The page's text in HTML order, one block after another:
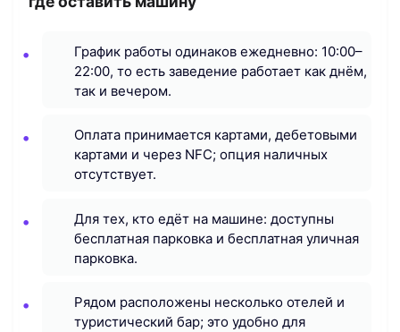
График работы одинаков ежедневно: 10:00–
22:00, то есть заведение работает как днём,
так и вечером.
Оплата принимается картами, дебетовыми
картами и через NFC; опция наличных
отсутствует.
Для тех, кто едёт на машине: доступны
бесплатная парковка и бесплатная уличная
парковка.
Рядом расположены несколько отелей и
туристический бар; это удобно для